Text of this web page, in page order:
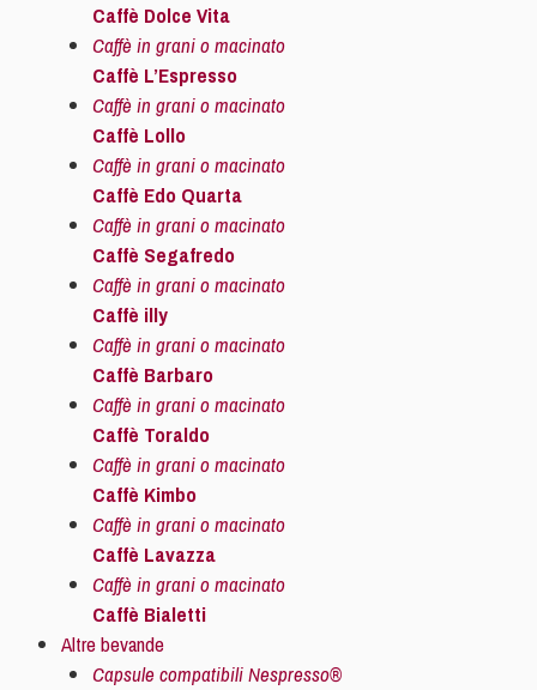
Caffè Dolce Vita
Caffè in grani o macinato
Caffè L’Espresso
Caffè in grani o macinato
Caffè Lollo
Caffè in grani o macinato
Caffè Edo Quarta
Caffè in grani o macinato
Caffè Segafredo
Caffè in grani o macinato
Caffè illy
Caffè in grani o macinato
Caffè Barbaro
Caffè in grani o macinato
Caffè Toraldo
Caffè in grani o macinato
Caffè Kimbo
Caffè in grani o macinato
Caffè Lavazza
Caffè in grani o macinato
Caffè Bialetti
Altre bevande
Capsule compatibili Nespresso®